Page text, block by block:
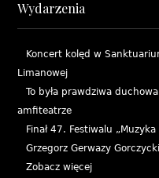
Wydarzenia
Koncert kolęd w
Limanowej
To była prawdziwa
amfiteatrze
Finał 47. Festiwalu
Grzegorz Gerwazy
Zobacz więcej